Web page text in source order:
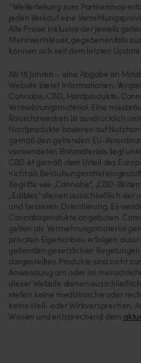
*Weiterleitung zum Partnershop
jeden Verkauf eine
Alle Preise inklusive der jeweils
Mehrwertsteuer, gegebenenfalls
können sich seit dem letzten
Ab 18 Jahren – eine Abgabe an
Website bietet Informationen,
Cannabis, CBD, Hanfprodukte,
Vermehrungsmaterial. Eine
Rauschzwecken ist ausdrücklich
Hanfprodukte basieren auf
gemäß den geltenden EU-
verwendeten Rohmaterials liegt
CBD ist gemäß dem Urteil des
nicht als Betäubungsmittel
Begriffe wie „Cannabis“, „CBD-
„Edibles“ dienen ausschließlich
und besseren Orientierung. Es
Cannabisprodukte angeboten.
gelten als Vermehrungsmaterial
privaten Eigenanbau erfolgen
geltenden gesetzlichen
dargestellten Produkte sind nicht
Anwendung am oder im
dieser Website dienen
stellen keine medizinische oder
keine Heil- oder Wirkversprechen.
Wissen und entsprechend dem